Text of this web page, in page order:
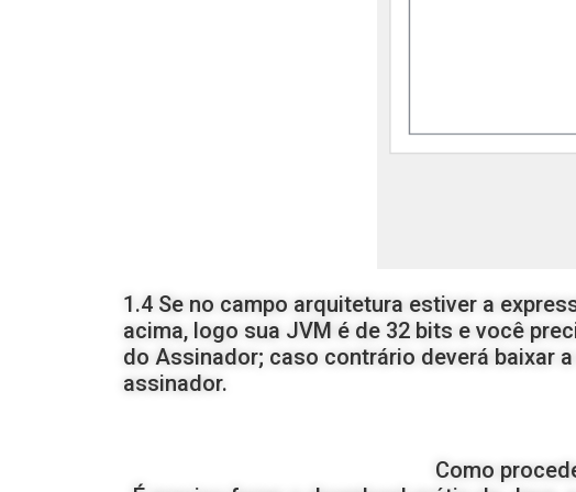
1.4 Se no campo arquitetura estiver a
acima, logo sua JVM é de 32 bits e você
do Assinador; caso contrário deverá baixar
assinador.
Como